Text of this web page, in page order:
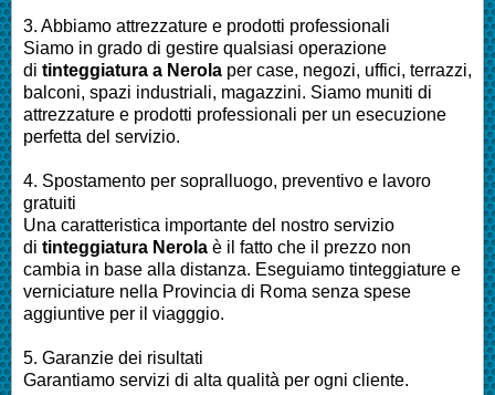
3. Abbiamo attrezzature e prodotti professionali
Siamo in grado di gestire qualsiasi operazione
di tinteggiatura a Nerola per case, negozi, uffici, terrazzi,
balconi, spazi industriali, magazzini. Siamo muniti di
attrezzature e prodotti professionali per un esecuzione
perfetta del servizio.
4. Spostamento per sopralluogo, preventivo e lavoro
gratuiti
Una caratteristica importante del nostro servizio
di tinteggiatura Nerola è il fatto che il prezzo non
cambia in base alla distanza. Eseguiamo tinteggiature e
verniciature nella Provincia di Roma senza spese
aggiuntive per il viagggio.
5. Garanzie dei risultati
Garantiamo servizi di alta qualità per ogni cliente.